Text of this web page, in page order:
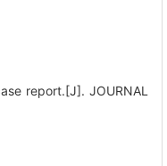
report.[J]. JOURNAL